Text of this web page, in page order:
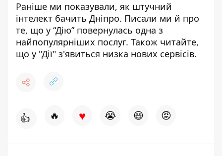
Раніше ми показували, як штучний
інтелект бачить Дніпро. Писали ми й про
те, що у “Дію” повернулась одна з
найпопулярніших послуг. Також читайте,
що у "Дії" з'явиться низка нових сервісів.
👍 🔥 ♥ 😭 😆 😡